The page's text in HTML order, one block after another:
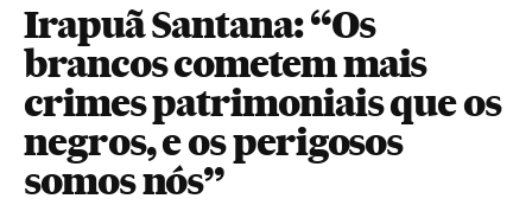
Irapuã Santana: “Os
brancos cometem mais
crimes patrimoniais que os
negros, e os perigosos
somos nós”